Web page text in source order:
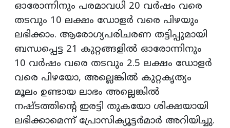
ഓരോന്നിനും പരമാവധി 20 വർഷം വരെ
തടവും 10 ലക്ഷം ഡോളർ വരെ പിഴയും
ലഭിക്കാം. ആരോഗ്യപരിചരണ തട്ടിപ്പുമായി
ബന്ധപ്പെട്ട 21 കുറ്റങ്ങളിൽ ഓരോന്നിനും
10 വർഷം വരെ തടവും 2.5 ലക്ഷം ഡോളർ
വരെ പിഴയോ, അല്ലെങ്കിൽ കുറ്റകൃത്യം
മൂലം ഉണ്ടായ ലാഭം അല്ലെങ്കിൽ
നഷ്ടത്തിന്റെ ഇരട്ടി തുകയോ ശിക്ഷയായി
ലഭിക്കാമെന്ന് പ്രോസിക്യൂട്ടർമാർ അറിയിച്ചു.